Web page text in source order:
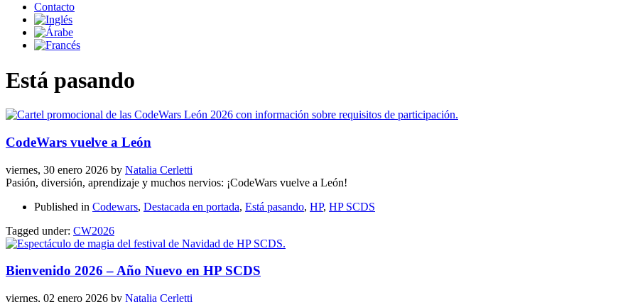
Contacto
Está pasando
CodeWars vuelve a León
viernes, 30 enero 2026 by Natalia Cerletti
Pasión, diversión, aprendizaje y muchos nervios: ¡CodeWars vuelve a León!
Published in Codewars, Destacada en portada, Está pasando, HP, HP SCDS
Tagged under: CW2026
Bienvenido 2026 – Año Nuevo en HP SCDS
viernes, 02 enero 2026 by Natalia Cerletti